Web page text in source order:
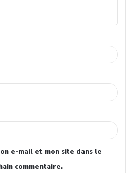
e-mail et mon site dans le
commentaire.